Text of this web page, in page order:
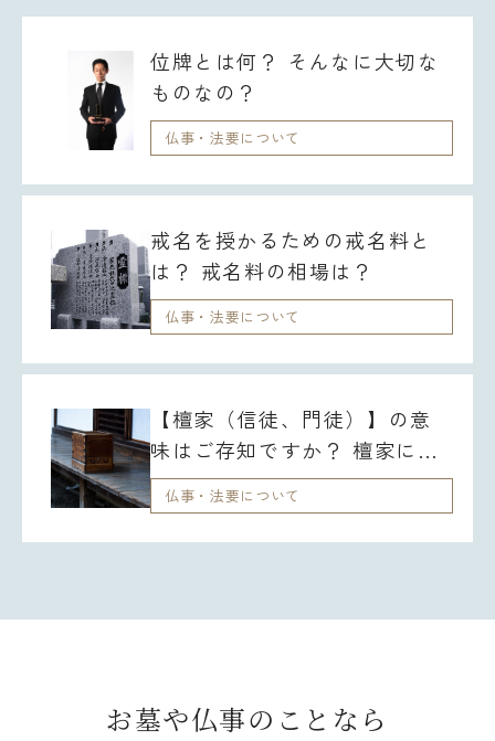
位牌とは何？ そんなに大切な
ものなの？
仏事・法要について
戒名を授かるための戒名料と
は？ 戒名料の相場は？
仏事・法要について
【檀家（信徒、門徒）】の意
味はご存知ですか？ 檀家にな
るには？
仏事・法要について
お墓や仏事のことなら